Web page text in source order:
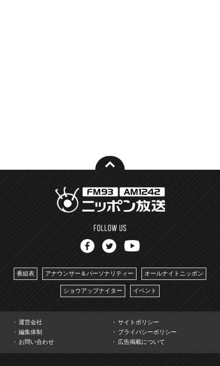
番組表 アナウンサー＆パーソナリティー オールナイトニッポン
ショウアップナイター イベント
運営会社
サイトポリシー
編集体制
プライバシーポリシー
お問い合わせ
広告掲載について